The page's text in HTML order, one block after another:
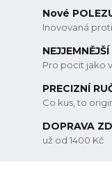
Nové
Inovovaná
Pro pocit jako
PRECIZNÍ
Co kus, to
DOPRAVA
už od 1400 Kč